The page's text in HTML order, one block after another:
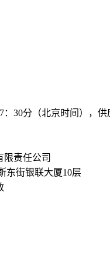
：30分（北京时间），
限责任公司
街银联大厦10层